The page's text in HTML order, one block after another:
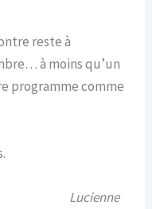
reste à
à moins qu’un
programme comme
Lucienne